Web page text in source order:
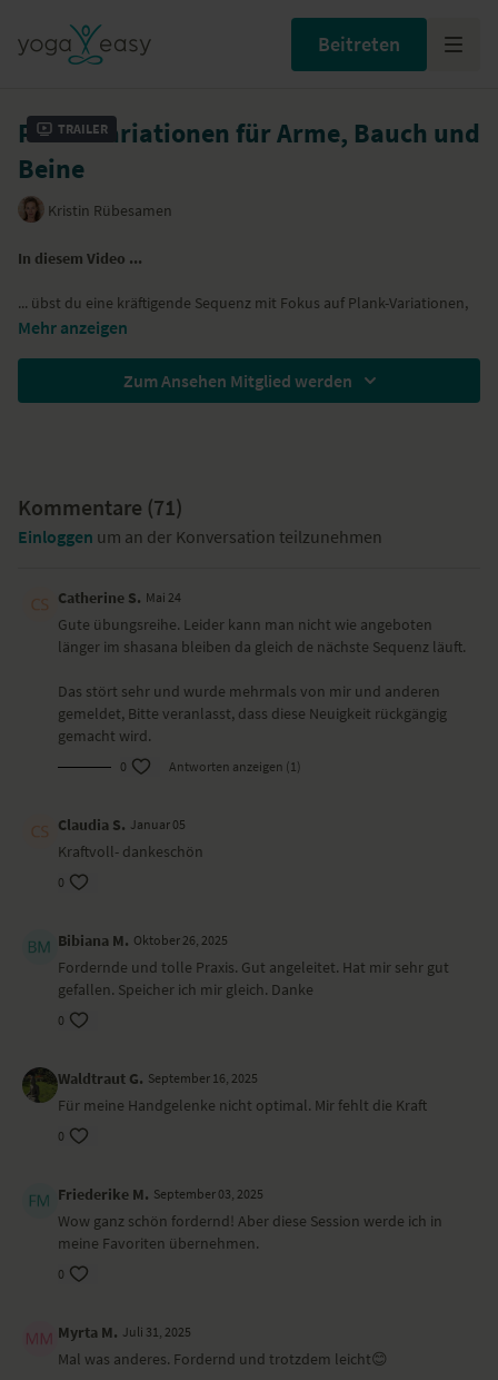
Beitreten
Trailer
Plank-Variationen für Arme, Bauch und
Beine
Kristin Rübesamen
In diesem Video ...
... übst du eine kräftigende Sequenz mit Fokus auf Plank-Variationen,
die deine Körpermitte stärken.
Widerstände bringen.
herabschauender Hund – Adho Mukha Svanasana
Plank Variationen
Mini Push-ups
zweibeiniger Hund
Schulterdehnung mit Twist in Seitenlage
Heuschrecke – Shalabhasana
Unterarmbrett
schmelzendes Herz – Anahatasana
Core Übung aus dem Vierfüßlerstand
sitzende Drehung
Shavasana
Stärkung deiner Mitte, Arme und Beine
Mehr anzeigen
Zum Ansehen Mitglied werden
Kommentare (71)
Einloggen um an der Konversation teilzunehmen
Catherine S. Mai 24
Gute übungsreihe. Leider kann man nicht wie angeboten
länger im shasana bleiben da gleich de nächste Sequenz läuft.
Das stört sehr und wurde mehrmals von mir und anderen
gemeldet, Bitte veranlasst, dass diese Neuigkeit rückgängig
gemacht wird.
0 Antworten anzeigen (1)
Claudia S. Januar 05
Kraftvoll- dankeschön
0
Bibiana M. Oktober 26, 2025
Fordernde und tolle Praxis. Gut angeleitet. Hat mir sehr gut
gefallen. Speicher ich mir gleich. Danke
0
Waldtraut G. September 16, 2025
Für meine Handgelenke nicht optimal. Mir fehlt die Kraft
0
Friederike M. September 03, 2025
Wow ganz schön fordernd! Aber diese Session werde ich in
meine Favoriten übernehmen.
0
Myrta M. Juli 31, 2025
Mal was anderes. Fordernd und trotzdem leicht😊